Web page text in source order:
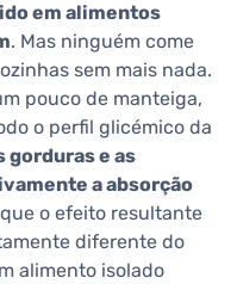
em alimentos
. Mas ninguém come
sem mais nada.
pouco de manteiga,
o perfil glicémico da
gorduras e as
a absorção
o efeito resultante
diferente do
alimento isolado